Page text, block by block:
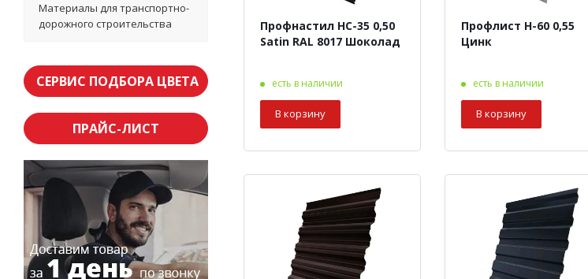
Профнастил НС-35 0,50
Satin RAL 8017 Шоколад
есть в наличии
В корзину
Профлист Н-60 0,55
Цинк
есть в наличии
В корзину
Материалы для транспортно-
дорожного строительства
СЕРВИС ПОДБОРА ЦВЕТА
ПРАЙС-ЛИСТ